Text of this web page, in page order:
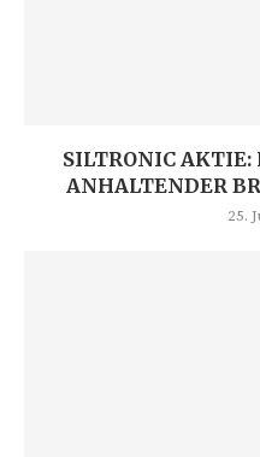
SILTRONIC AKTIE:
ANHALTENDER
25.